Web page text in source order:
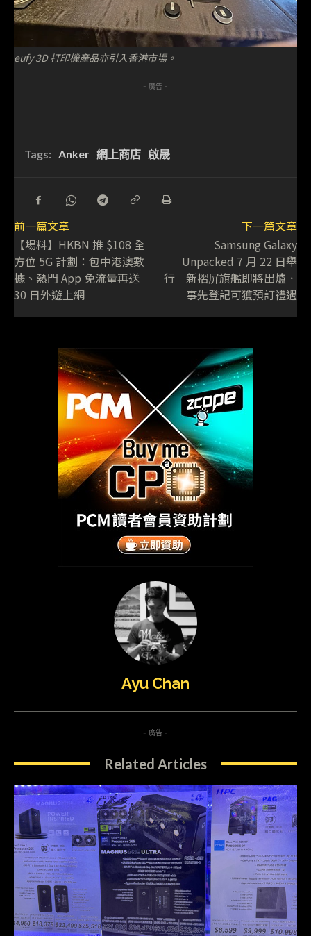
eufy 3D 打印機產品亦引入香港市場。
- 廣告 -
Tags: Anker 網上商店 啟晟
前一篇文章
【場料】HKBN 推 $108 全
方位 5G 計劃：包中港澳數
據、熱門 App 免流量再送
30 日外遊上網
下一篇文章
Samsung Galaxy
Unpacked 7 月 22 日舉
行 新摺屏旗艦即將出爐．
事先登記可獲預訂禮遇
Ayu Chan
- 廣告 -
Related Articles